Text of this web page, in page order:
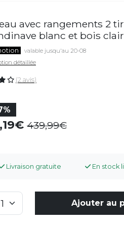
avec rangements 2
blanc et bois clair
valable jusqu'au 20-08
détaillée
(2 avis)
439,99
Livraison gratuite En stock
Ajouter au